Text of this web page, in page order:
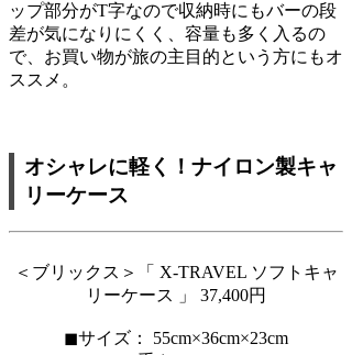
ップ部分がT字なので収納時にもバーの段
差が気になりにくく、容量も多く入るの
で、お買い物が旅の主目的という方にもオ
ススメ。
オシャレに軽く！ナイロン製キャ
リーケース
＜ブリックス＞「 X-TRAVEL ソフトキャ
リーケース 」 37,400円
◼︎サイズ： 55cm×36cm×23cm